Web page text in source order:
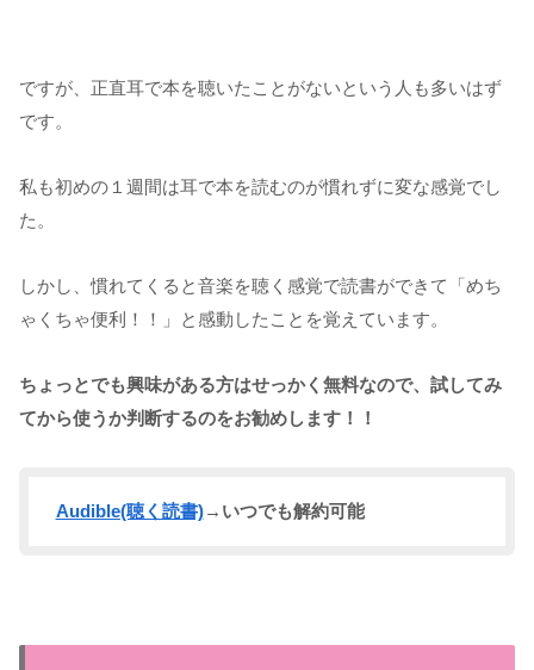
ですが、正直耳で本を聴いたことがないという人も多いはず
です。
私も初めの１週間は耳で本を読むのが慣れずに変な感覚でし
た。
しかし、慣れてくると音楽を聴く感覚で読書ができて「めち
ゃくちゃ便利！！」と感動したことを覚えています。
ちょっとでも興味がある方はせっかく無料なので、試してみ
てから使うか判断するのをお勧めします！！
Audible(聴く読書)→いつでも解約可能